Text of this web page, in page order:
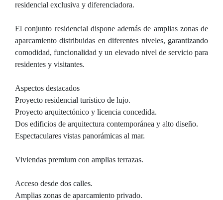
residencial exclusiva y diferenciadora.
El conjunto residencial dispone además de amplias zonas de
aparcamiento distribuidas en diferentes niveles, garantizando
comodidad, funcionalidad y un elevado nivel de servicio para
residentes y visitantes.
Aspectos destacados
Proyecto residencial turístico de lujo.
Proyecto arquitectónico y licencia concedida.
Dos edificios de arquitectura contemporánea y alto diseño.
Espectaculares vistas panorámicas al mar.
Viviendas premium con amplias terrazas.
Acceso desde dos calles.
Amplias zonas de aparcamiento privado.